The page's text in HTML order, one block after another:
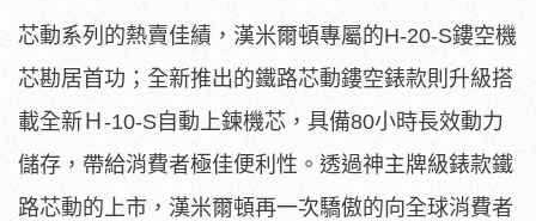
芯動系列的熱賣佳績，漢米爾頓專屬的H-20-S鏤空機
芯勘居首功；全新推出的鐵路芯動鏤空錶款則升級搭
載全新Ｈ-10-S自動上鍊機芯，具備80小時長效動力
儲存，帶給消費者極佳便利性。透過神主牌級錶款鐵
路芯動的上市，漢米爾頓再一次驕傲的向全球消費者